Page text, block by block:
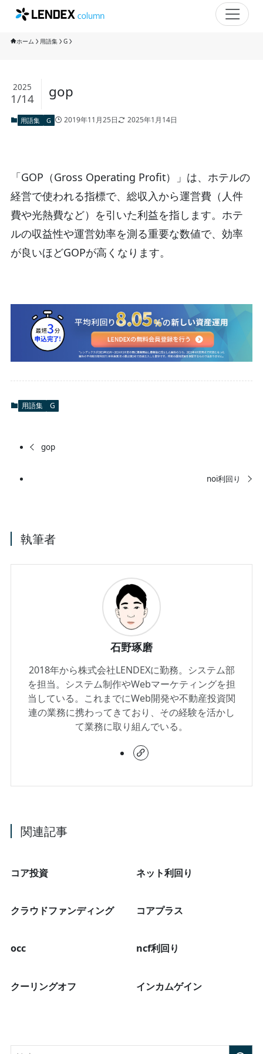
ホーム 用語集 G
gop
2025
1/14
用語集 G 2019年11月25日 2025年1月14日
「GOP（Gross Operating Profit）」は、ホテルの
経営で使われる指標で、総収入から運営費（人件
費や光熱費など）を引いた利益を指します。ホテ
ルの収益性や運営効率を測る重要な数値で、効率
が良いほどGOPが高くなります。
用語集 G
gop
noi利回り
執筆者
石野琢磨
2018年から株式会社LENDEXに勤務。システム部
を担当。システム制作やWebマーケティングを担
当している。これまでにWeb開発や不動産投資関
連の業務に携わってきており、その経験を活かし
て業務に取り組んでいる。
関連記事
コア投資 ネット利回り
クラウドファンディング コアプラス
occ ncf利回り
クーリングオフ インカムゲイン